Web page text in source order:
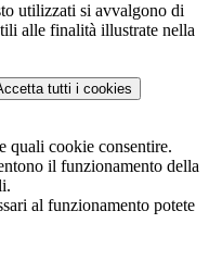
utilizzati si avvalgono di
alle finalità illustrate nella
tutti i cookies
quali cookie consentire.
il funzionamento della
al funzionamento potete